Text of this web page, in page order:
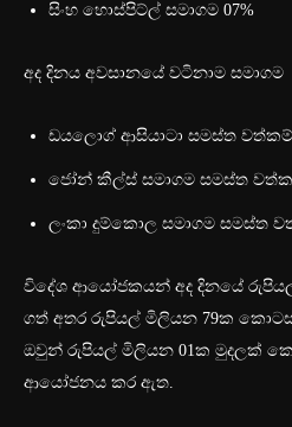
සිංහ හොස්පිට්ල් සමාගම 07%
අද දිනය අවසානයේ වටිනාම සමාගම
ඩයලොග් ආසියාටා සමස්ත
ජෝන් කීල්ස් සමාගම සමස්ත
ලංකා දුම්කොල සමාගම සමස්ත
විදේශ ආයෝජකයන් අද දිනයේ
ගත් අතර රුපියල් මිලියන 79ක
ඔවුන් රුපියල් මිලියන 01ක මුදලක්
ආයෝජනය කර ඇත.